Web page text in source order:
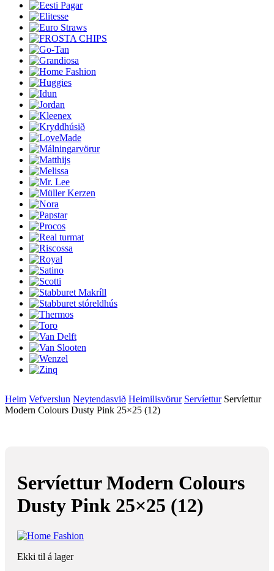
Heim Vefverslun Neytendasvið Heimilisvörur Servíettur Servíettur
Modern Colours Dusty Pink 25×25 (12)
Servíettur Modern Colours
Dusty Pink 25×25 (12)
Ekki til á lager